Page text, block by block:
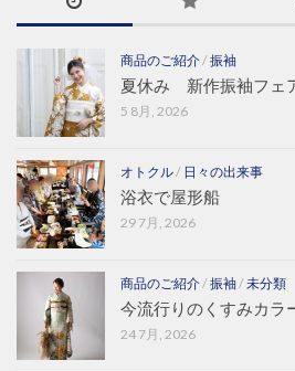
商品のご紹介/振袖
夏休み 新作振袖フェ
5 8月, 2026
オトクル/ 日々の出来事
浴衣で屋形船
29 7月, 2026
商品のご紹介/振袖 /未分類
今流行りのくすみカ
24 7月, 2026